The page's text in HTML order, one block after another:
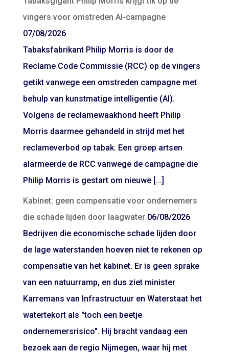
vingers voor omstreden AI-campagne
07/08/2026
Tabaksfabrikant Philip Morris is door de
Reclame Code Commissie (RCC) op de vingers
getikt vanwege een omstreden campagne met
behulp van kunstmatige intelligentie (AI).
Volgens de reclamewaakhond heeft Philip
Morris daarmee gehandeld in strijd met het
reclameverbod op tabak. Een groep artsen
alarmeerde de RCC vanwege de campagne die
Philip Morris is gestart om nieuwe […]
Kabinet: geen compensatie voor ondernemers
die schade lijden door laagwater 06/08/2026
Bedrijven die economische schade lijden door
de lage waterstanden hoeven niet te rekenen op
compensatie van het kabinet. Er is geen sprake
van een natuurramp, en dus ziet minister
Karremans van Infrastructuur en Waterstaat het
watertekort als "toch een beetje
ondernemersrisico". Hij bracht vandaag een
bezoek aan de regio Nijmegen, waar hij met